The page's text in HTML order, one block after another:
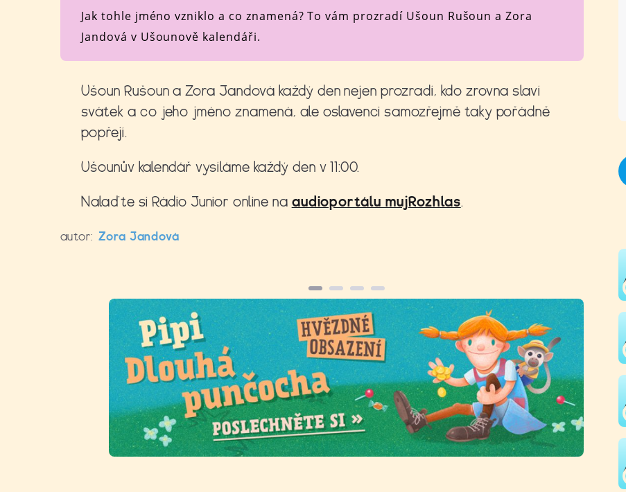
Jak tohle jméno vzniklo a co znamená? To vám prozradí Ušoun Rušoun a Zora
Jandová v Ušounově kalendáři.
Ušoun Rušoun a Zora Jandová každý den nejen prozradí, kdo zrovna slaví
svátek a co jeho jméno znamená, ale oslavenci samozřejmě taky pořádně
popřejí.
Ušounův kalendář vysíláme každý den v 11:00.
Nalaďte si Rádio Junior online na audioportálu mujRozhlas.
autor: Zora Jandová